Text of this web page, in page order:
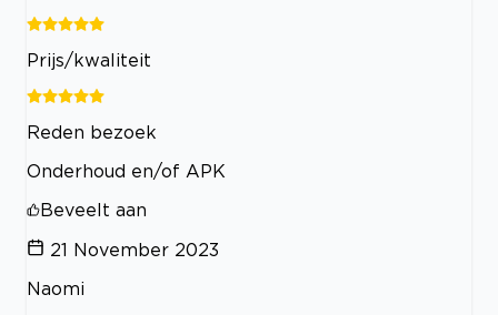
Prijs/kwaliteit
Reden bezoek
Onderhoud en/of APK
Beveelt aan
21 November 2023
Naomi